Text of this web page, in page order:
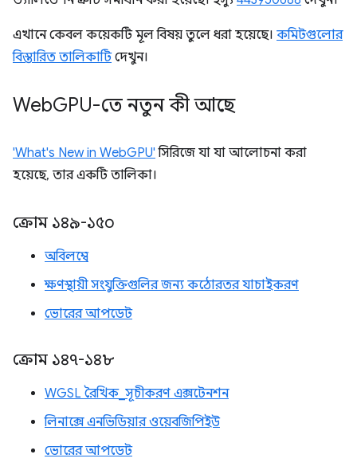
এখানে কেবল কয়েকটি মূল বিষয় তুলে ধরা হয়েছে। কমিটগুলোর
বিস্তারিত তালিকাটিদেখুন।
WebGPU-তে নতুন কী আছে
'What's New in WebGPU' সিরিজে যা যা আলোচনা করা
হয়েছে, তার একটি তালিকা।
ক্রোম ১৪৯-১৫০
অবিলম্বে
ক্ষণস্থায়ী সংযুক্তিগুলির জন্য কঠোরতর যাচাইকরণ
ভোরের আপডেট
ক্রোম ১৪৭-১৪৮
WGSL রৈখিক_সূচীকরণ এক্সটেনশন
লিনাক্সে এনভিডিয়ার ওয়েবজিপিইউ
ভোরের আপডেট